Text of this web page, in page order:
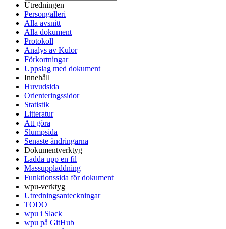
Utredningen
Persongalleri
Alla avsnitt
Alla dokument
Protokoll
Analys av Kulor
Förkortningar
Uppslag med dokument
Innehåll
Huvudsida
Orienteringssidor
Statistik
Litteratur
Att göra
Slumpsida
Senaste ändringarna
Dokumentverktyg
Ladda upp en fil
Massuppladdning
Funktionssida för dokument
wpu-verktyg
Utredningsanteckningar
TODO
wpu i Slack
wpu på GitHub